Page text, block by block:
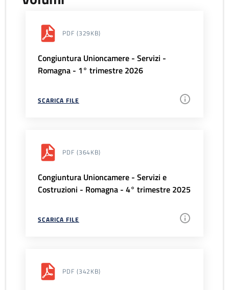
PDF (329KB)
Congiuntura Unioncamere - Servizi -
Romagna - 1° trimestre 2026
SCARICA FILE
PDF (364KB)
Congiuntura Unioncamere - Servizi e
Costruzioni - Romagna - 4° trimestre 2025
SCARICA FILE
PDF (342KB)